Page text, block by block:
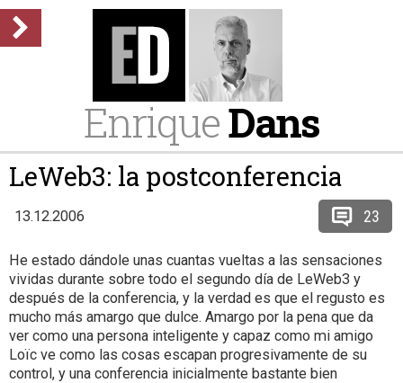
EnriqueDans
LeWeb3: la postconferencia
13.12.2006 23
He estado dándole unas cuantas vueltas a las sensaciones
vividas durante sobre todo el segundo día de LeWeb3 y
después de la conferencia, y la verdad es que el regusto es
mucho más amargo que dulce. Amargo por la pena que da
ver como una persona inteligente y capaz como mi amigo
Loïc ve como las cosas escapan progresivamente de su
control, y una conferencia inicialmente bastante bien